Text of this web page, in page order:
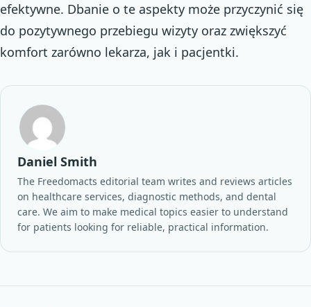
efektywne. Dbanie o te aspekty może przyczynić się
do pozytywnego przebiegu wizyty oraz zwiększyć
komfort zarówno lekarza, jak i pacjentki.
Daniel Smith
The Freedomacts editorial team writes and reviews articles
on healthcare services, diagnostic methods, and dental
care. We aim to make medical topics easier to understand
for patients looking for reliable, practical information.